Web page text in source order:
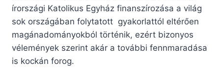
írországi Katolikus Egyház finanszírozása a világ
sok országában folytatott gyakorlattól eltérően
magánadományokból történik, ezért bizonyos
vélemények szerint akár a további fennmaradása
is kockán forog.